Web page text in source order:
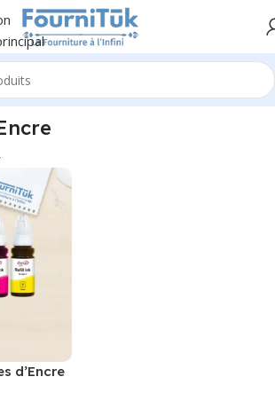
Consommables/Cartouches Encre
d’Encre